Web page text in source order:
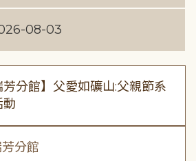
08-03
芳分館】父愛如礦山:父親節系
動
分館